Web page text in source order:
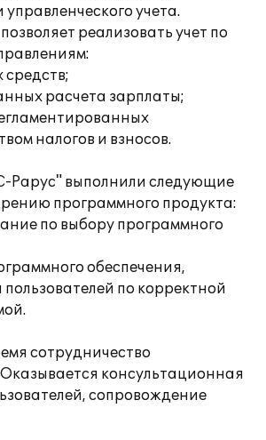
учета.
реализовать учет по
средств;
расчета зарплаты;
налогов и взносов.
Рарус" выполнили следующие
программного продукта:
по выбору программного
обеспечения,
по корректной
сотрудничество
консультационная
сопровождение